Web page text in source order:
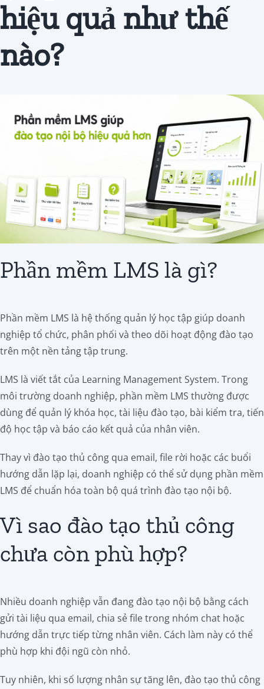
Đăng
ký
hiệu quả như thế
nào?
Phần mềm LMS là gì?
Phần mềm LMS là hệ thống quản lý học tập giúp doanh
nghiệp tổ chức, phân phối và theo dõi hoạt động đào tạo
trên một nền tảng tập trung.
LMS là viết tắt của Learning Management System. Trong
môi trường doanh nghiệp, phần mềm LMS thường được
dùng để quản lý khóa học, tài liệu đào tạo, bài kiểm tra, tiến
độ học tập và báo cáo kết quả của nhân viên.
Thay vì đào tạo thủ công qua email, file rời hoặc các buổi
hướng dẫn lặp lại, doanh nghiệp có thể sử dụng phần mềm
LMS để chuẩn hóa toàn bộ quá trình đào tạo nội bộ.
Vì sao đào tạo thủ công
chưa còn phù hợp?
Nhiều doanh nghiệp vẫn đang đào tạo nội bộ bằng cách
gửi tài liệu qua email, chia sẻ file trong nhóm chat hoặc
hướng dẫn trực tiếp từng nhân viên. Cách làm này có thể
phù hợp khi đội ngũ còn nhỏ.
Tuy nhiên, khi số lượng nhân sự tăng lên, đào tạo thủ công